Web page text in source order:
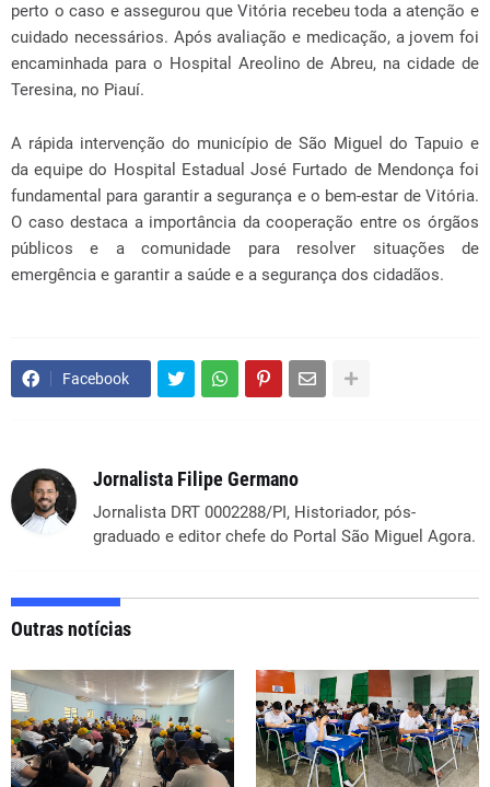
perto o caso e assegurou que Vitória recebeu toda a atenção e
cuidado necessários. Após avaliação e medicação, a jovem foi
encaminhada para o Hospital Areolino de Abreu, na cidade de
Teresina, no Piauí.
A rápida intervenção do município de São Miguel do Tapuio e
da equipe do Hospital Estadual José Furtado de Mendonça foi
fundamental para garantir a segurança e o bem-estar de Vitória.
O caso destaca a importância da cooperação entre os órgãos
públicos e a comunidade para resolver situações de
emergência e garantir a saúde e a segurança dos cidadãos.
Facebook
Jornalista Filipe Germano
Jornalista DRT 0002288/PI, Historiador, pós-
graduado e editor chefe do Portal São Miguel Agora.
Outras notícias